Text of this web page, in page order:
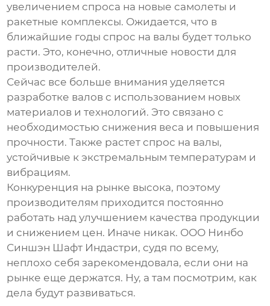
увеличением спроса на новые самолеты и
ракетные комплексы. Ожидается, что в
ближайшие годы спрос на валы будет только
расти. Это, конечно, отличные новости для
производителей.
Сейчас все больше внимания уделяется
разработке валов с использованием новых
материалов и технологий. Это связано с
необходимостью снижения веса и повышения
прочности. Также растет спрос на валы,
устойчивые к экстремальным температурам и
вибрациям.
Конкуренция на рынке высока, поэтому
производителям приходится постоянно
работать над улучшением качества продукции
и снижением цен. Иначе никак. ООО Нинбо
Синшэн Шафт Индастри, судя по всему,
неплохо себя зарекомендовала, если они на
рынке еще держатся. Ну, а там посмотрим, как
дела будут развиваться.